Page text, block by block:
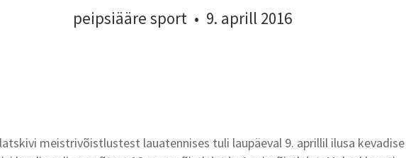
peipsiääre sport • 9. aprill 2016
meistrivõistlustest lauatennises tuli laupäeval 9. aprillil ilusa kevadise